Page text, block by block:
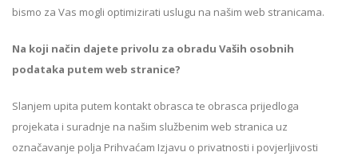
bismo za Vas mogli optimizirati uslugu na našim web stranicama.
Na koji način dajete privolu za obradu Vaših osobnih
podataka putem web stranice?
Slanjem upita putem kontakt obrasca te obrasca prijedloga
projekata i suradnje na našim službenim web stranica uz
označavanje polja Prihvaćam Izjavu o privatnosti i povjerljivosti